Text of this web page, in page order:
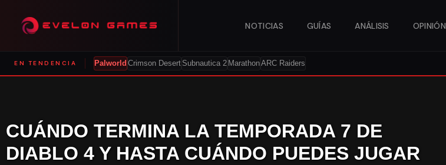
NOTICIAS GUÍAS ANÁLISIS OPINIÓN
EN TENDENCIA Palworld Crimson Desert Subnautica 2 MarathonARC Raiders
CUÁNDO TERMINA LA TEMPORADA 7 DE
DIABLO 4 Y HASTA CUÁNDO PUEDES JUGAR